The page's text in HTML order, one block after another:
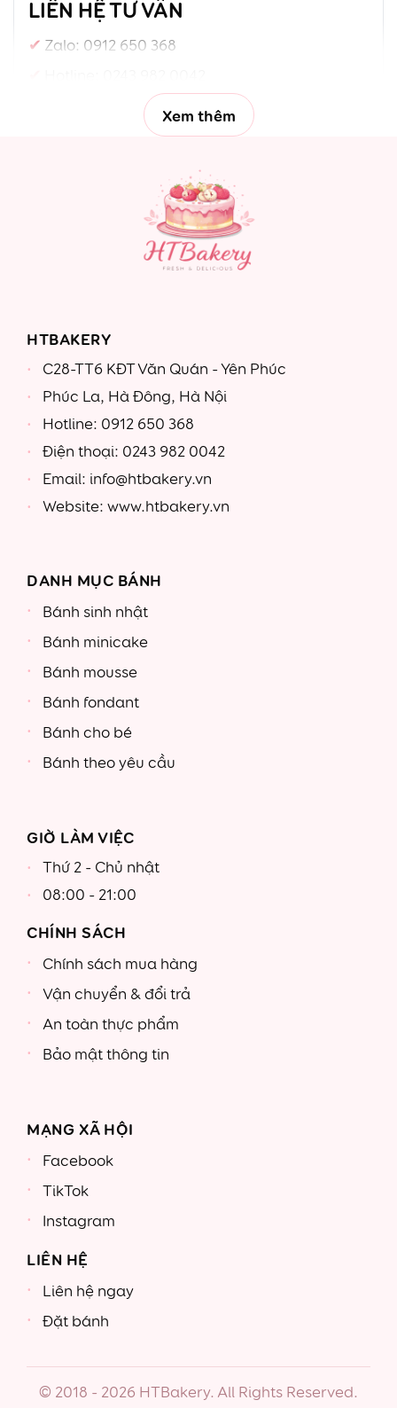
LIÊN HỆ TƯ VẤN
Zalo: 0912 650 368
Xem thêm
HTBAKERY
C28-TT6 KĐT Văn Quán - Yên Phúc
Phúc La, Hà Đông, Hà Nội
Hotline: 0912 650 368
Điện thoại: 0243 982 0042
Email: info@htbakery.vn
Website: www.htbakery.vn
DANH MỤC BÁNH
Bánh sinh nhật
Bánh minicake
Bánh mousse
Bánh fondant
Bánh cho bé
Bánh theo yêu cầu
GIỜ LÀM VIỆC
Thứ 2 - Chủ nhật
08:00 - 21:00
CHÍNH SÁCH
Chính sách mua hàng
Vận chuyển & đổi trả
An toàn thực phẩm
Bảo mật thông tin
MẠNG XÃ HỘI
Facebook
TikTok
Instagram
LIÊN HỆ
Liên hệ ngay
Đặt bánh
© 2018 - 2026 HTBakery. All Rights Reserved.